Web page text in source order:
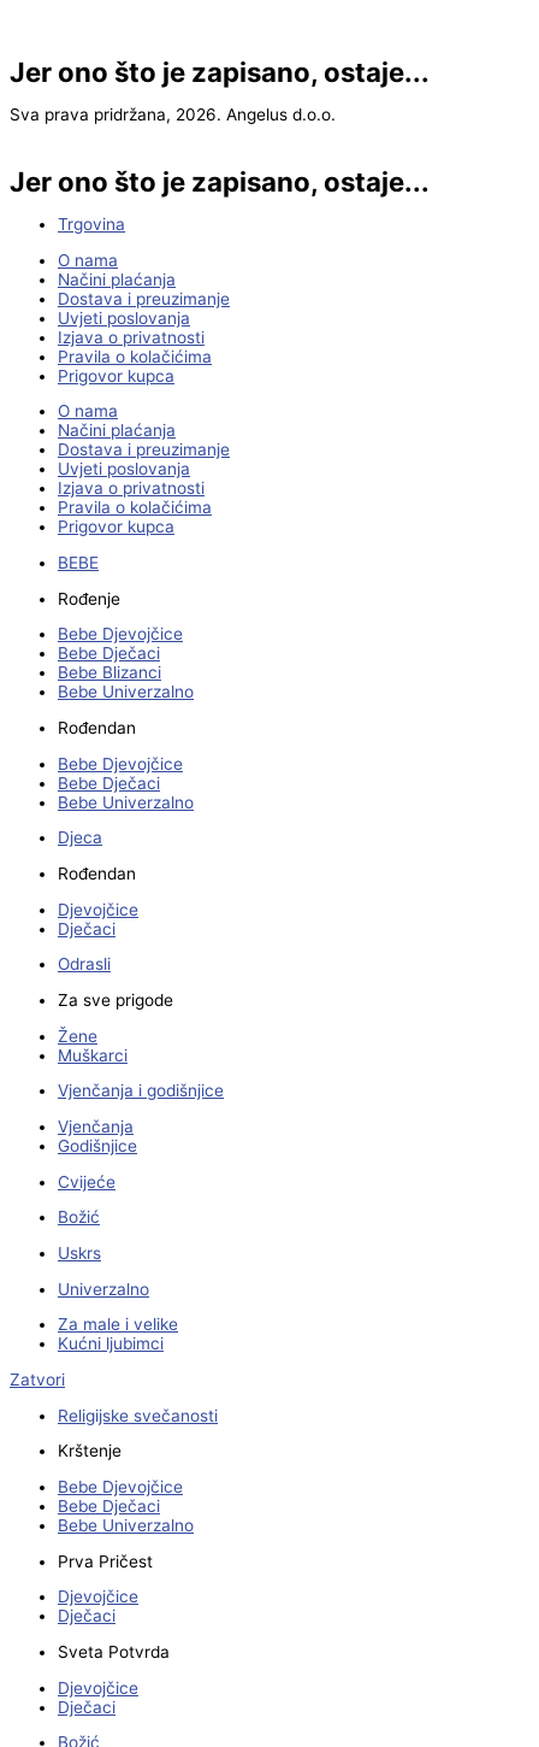
Jer ono što je zapisano, ostaje...
Sva prava pridržana, 2026. Angelus d.o.o.
Jer ono što je zapisano, ostaje...
Trgovina
O nama
Načini plaćanja
Dostava i preuzimanje
Uvjeti poslovanja
Izjava o privatnosti
Pravila o kolačićima
Prigovor kupca
O nama
Načini plaćanja
Dostava i preuzimanje
Uvjeti poslovanja
Izjava o privatnosti
Pravila o kolačićima
Prigovor kupca
BEBE
Rođenje
Bebe Djevojčice
Bebe Dječaci
Bebe Blizanci
Bebe Univerzalno
Rođendan
Bebe Djevojčice
Bebe Dječaci
Bebe Univerzalno
Djeca
Rođendan
Djevojčice
Dječaci
Odrasli
Za sve prigode
Žene
Muškarci
Vjenčanja i godišnjice
Vjenčanja
Godišnjice
Cvijeće
Božić
Uskrs
Univerzalno
Za male i velike
Kućni ljubimci
Zatvori
Religijske svečanosti
Krštenje
Bebe Djevojčice
Bebe Dječaci
Bebe Univerzalno
Prva Pričest
Djevojčice
Dječaci
Sveta Potvrda
Djevojčice
Dječaci
Božić